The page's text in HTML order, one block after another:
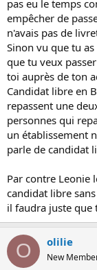
pas eu le temps
empêcher de
n'avais pas de
Sinon vu que tu
que tu veux
toi auprès de ton
Candidat libre en
repassent une
personnes qui
un établissement
parle de candidat
Par contre Leonie
candidat libre
il faudra juste que
O olilie
New